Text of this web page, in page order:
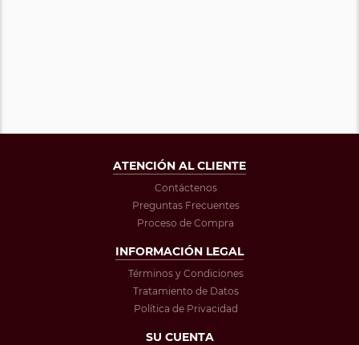
ATENCIÓN AL CLIENTE
Contáctenos
Preguntas Frecuentes
Proceso de Compra
INFORMACIÓN LEGAL
Términos y Condiciones
Tratamiento de Datos
Política de Privacidad
SU CUENTA